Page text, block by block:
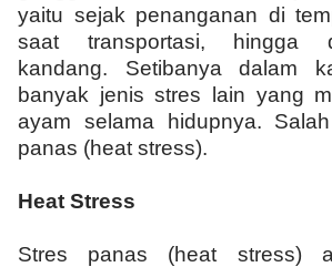
yaitu sejak penanganan di
saat transportasi, hingga
kandang. Setibanya dalam
banyak jenis stres lain yang
ayam selama hidupnya.
panas (heat stress).
Heat Stress
Stres panas (heat stress)